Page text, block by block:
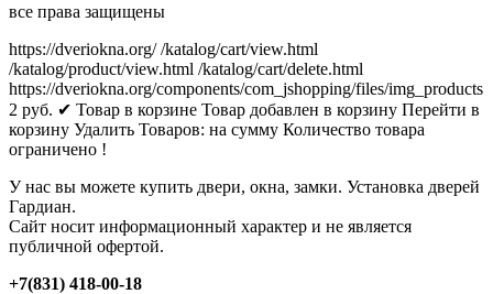
все права защищены
https://dveriokna.org/ /katalog/cart/view.html
/katalog/product/view.html /katalog/cart/delete.html
https://dveriokna.org/components/com_jshopping/files/img_products
2 руб. ✔ Товар в корзине Товар добавлен в корзину Перейти в
корзину Удалить Товаров: на сумму Количество товара
ограничено !
У нас вы можете купить двери, окна, замки. Установка дверей
Гардиан.
Сайт носит информационный характер и не является
публичной офертой.
+7(831) 418-00-18